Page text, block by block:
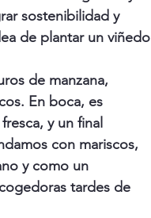
sostenibilidad y
de plantar un viñedo
de manzana,
En boca, es
y un final
con mariscos,
y como un
tardes de